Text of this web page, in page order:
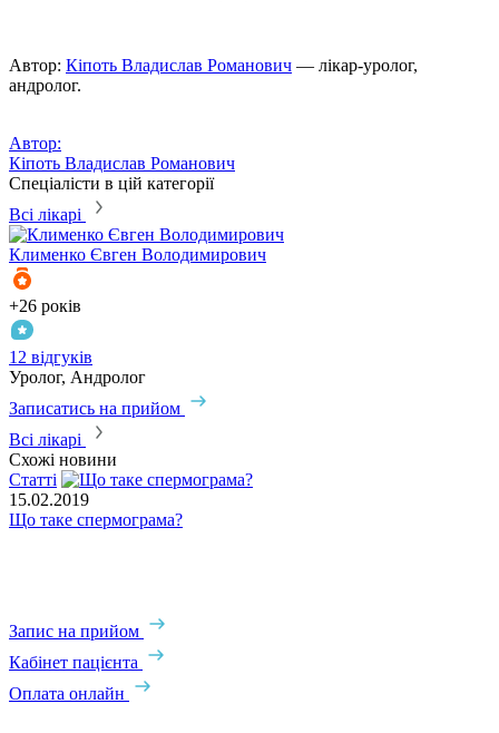
Автор: Кіпоть Владислав Романович — лікар-уролог,
андролог.
Автор:
Кіпоть Владислав Романович
Спеціалісти в цій категорії
Всі лікарі
Клименко Євген Володимирович
+26 років
12 відгуків
Уролог, Андролог
Записатись на прийом
Всі лікарі
Схожі новини
Статті
15.02.2019
Що таке спермограма?
Запис на прийом
Кабінет пацієнта
Оплата онлайн